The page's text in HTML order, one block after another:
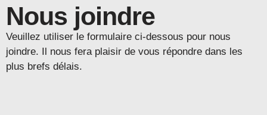
Nous joindre
Veuillez utiliser le formulaire ci-dessous pour nous
joindre. Il nous fera plaisir de vous répondre dans les
plus brefs délais.